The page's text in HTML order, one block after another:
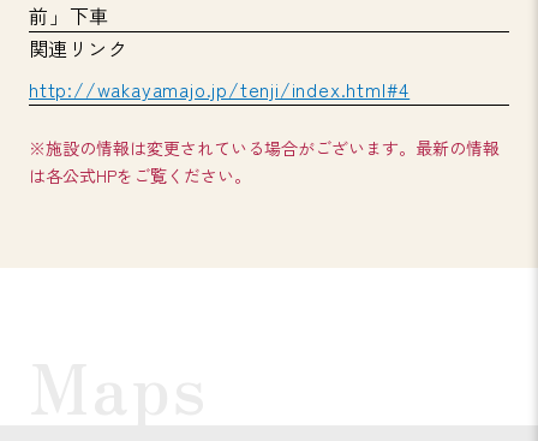
前」下車
関連リンク
http://wakayamajo.jp/tenji/index.html#4
※施設の情報は変更されている場合がございます。最新の情報
は各公式HPをご覧ください。